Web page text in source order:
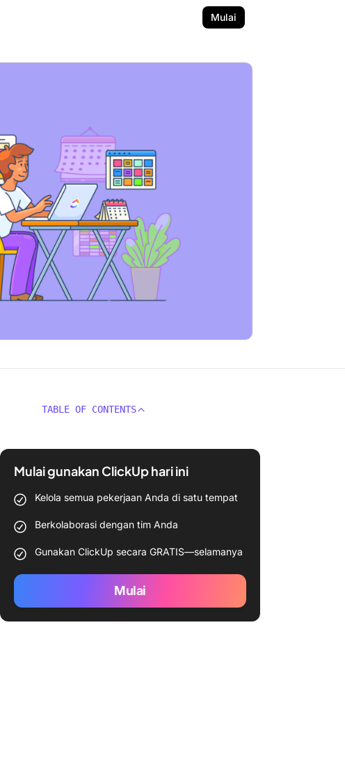
Mulai
TABLE OF CONTENTS
Mulai gunakan ClickUp hari ini
Kelola semua pekerjaan Anda di satu tempat
Berkolaborasi dengan tim Anda
Gunakan ClickUp secara GRATIS—selamanya
Mulai